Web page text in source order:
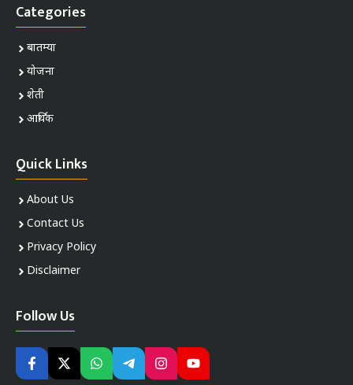
Categories
बातम्या
योजना
शेती
आर्थिक
Quick Links
About Us
Contact Us
Privacy Policy
Disclaimer
Follow Us